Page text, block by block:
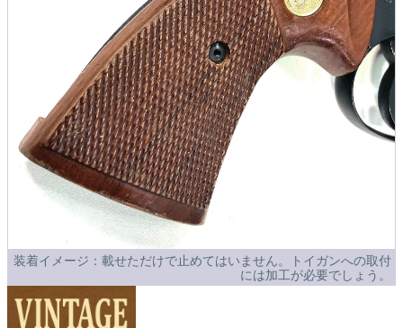
装着イメージ：載せただけで止めてはいません。トイガンへの取付
には加工が必要でしょう。